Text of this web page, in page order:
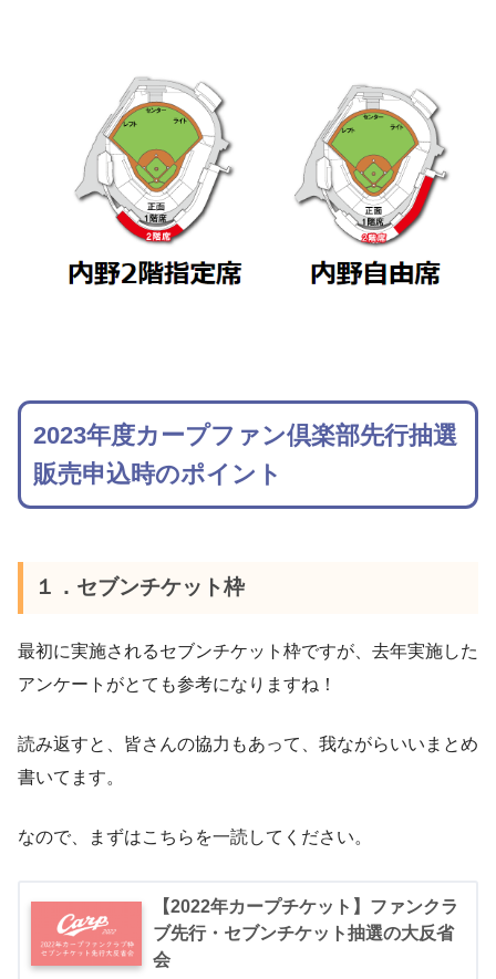
2023年度カープファン倶楽部先行抽選
販売申込時のポイント
１．セブンチケット枠
最初に実施されるセブンチケット枠ですが、去年実施した
アンケートがとても参考になりますね！
読み返すと、皆さんの協力もあって、我ながらいいまとめ
書いてます。
なので、まずはこちらを一読してください。
【2022年カープチケット】ファンクラ
ブ先行・セブンチケット抽選の大反省
会